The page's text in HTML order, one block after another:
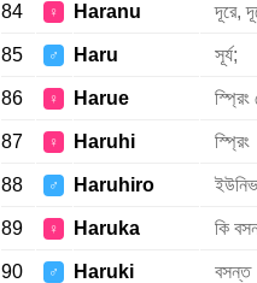
84 ♀ Haranu দূরে,
85 ♂ Haru সূর্য;
86 ♀ Harue স্প্রিং
87 ♀ Haruhi স্প্রিং
88 ♂ Haruhiro
89 ♀ Haruka কি
90 ♂ Haruki বসন্ত